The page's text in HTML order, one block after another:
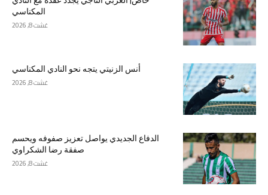
المكناسي
غشت 8, 2026
أنس الزنيتي يتجه نحو النادي المكناسي
غشت 8, 2026
الدفاع الجديدي يواصل تعزيز صفوفه ويحسم
صفقة رضا الشكراوي
غشت 8, 2026